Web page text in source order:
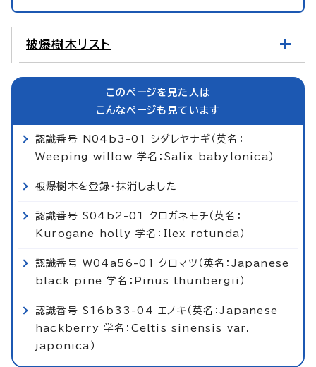
被爆樹木リスト
このページを見た人は
こんなページも見ています
認識番号 N04b3-01 シダレヤナギ（英名：
Weeping willow 学名：Salix babylonica）
被爆樹木を登録・抹消しました
認識番号 S04b2-01 クロガネモチ（英名：
Kurogane holly 学名：Ilex rotunda）
認識番号 W04a56-01 クロマツ（英名：Japanese
black pine 学名：Pinus thunbergii）
認識番号 S16b33-04 エノキ（英名：Japanese
hackberry 学名：Celtis sinensis var.
japonica）